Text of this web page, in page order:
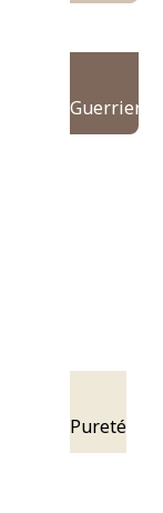
Guerrier
Pureté